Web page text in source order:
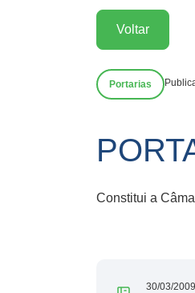
Voltar
Portarias
Constitui a
30/03/2009